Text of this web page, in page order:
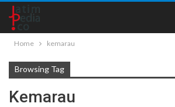
Home kemarau
Browsing Tag
Kemarau